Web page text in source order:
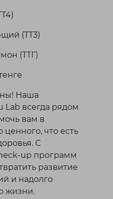
(TT3)
(ТТГ)
Наша
Lab всегда рядом
вам в
что есть
С
up программ
развитие
и надолго
жизни.